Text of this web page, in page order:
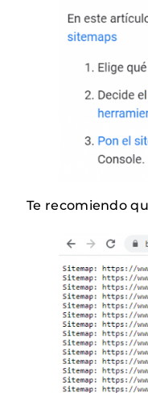
Te recomiendo